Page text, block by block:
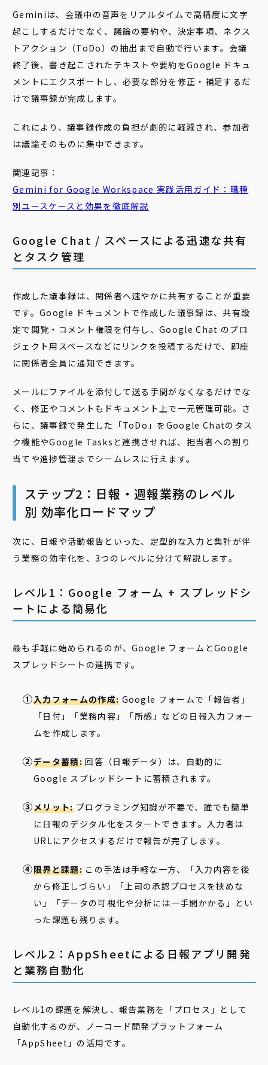
Geminiは、会議中の音声をリアルタイムで高精度に文字
起こしするだけでなく、議論の要約や、決定事項、ネクス
トアクション（ToDo）の抽出まで自動で行います。会議
終了後、書き起こされたテキストや要約をGoogle ドキュ
メントにエクスポートし、必要な部分を修正・補足するだ
けで議事録が完成します。
これにより、議事録作成の負担が劇的に軽減され、参加者
は議論そのものに集中できます。
関連記事：
Gemini for Google Workspace 実践活用ガイド：職種
別ユースケースと効果を徹底解説
Google Chat / スペースによる迅速な共有
とタスク管理
作成した議事録は、関係者へ速やかに共有することが重要
です。Google ドキュメントで作成した議事録は、共有設
定で閲覧・コメント権限を付与し、Google Chat のプロ
ジェクト用スペースなどにリンクを投稿するだけで、即座
に関係者全員に通知できます。
メールにファイルを添付して送る手間がなくなるだけでな
く、修正やコメントもドキュメント上で一元管理可能。さ
らに、議事録で発生した「ToDo」をGoogle Chatのタス
ク機能やGoogle Tasksと連携させれば、担当者への割り
当てや進捗管理までシームレスに行えます。
ステップ2：日報・週報業務のレベル
別 効率化ロードマップ
次に、日報や活動報告といった、定型的な入力と集計が伴
う業務の効率化を、3つのレベルに分けて解説します。
レベル1：Google フォーム + スプレッドシ
ートによる簡易化
最も手軽に始められるのが、Google フォームとGoogle
スプレッドシートの連携です。
入力フォームの作成: Google フォームで「報告者」
「日付」「業務内容」「所感」などの日報入力フォー
ムを作成します。
データ蓄積:回答（日報データ）は、自動的に
Google スプレッドシートに蓄積されます。
メリット:プログラミング知識が不要で、誰でも簡単
に日報のデジタル化をスタートできます。入力者は
URLにアクセスするだけで報告が完了します。
限界と課題:この手法は手軽な一方、「入力内容を後
から修正しづらい」「上司の承認プロセスを挟めな
い」「データの可視化や分析には一手間かかる」とい
った課題も残ります。
レベル2：AppSheetによる日報アプリ開発
と業務自動化
レベル1の課題を解決し、報告業務を「プロセス」として
自動化するのが、ノーコード開発プラットフォーム
「AppSheet」の活用です。